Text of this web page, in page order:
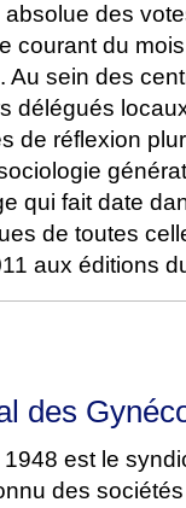
des
courant du
Au sein des
délégués
de réflexion
qui fait date
de toutes
aux éditions
des
est le
des